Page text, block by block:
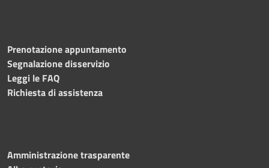
Prenotazione appuntamento
Segnalazione disservizio
Leggi le FAQ
Richiesta di assistenza
Amministrazione trasparente